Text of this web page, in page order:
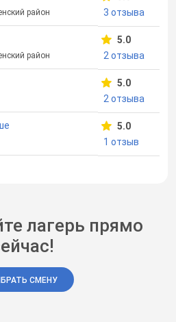
район
3 отзыва
район
5.0
2 отзыва
5.0
2 отзыва
5.0
1 отзыв
лагерь прямо
СМЕНУ